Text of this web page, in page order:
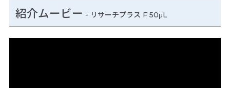
紹介ムービー - リサーチプラス F 50μL